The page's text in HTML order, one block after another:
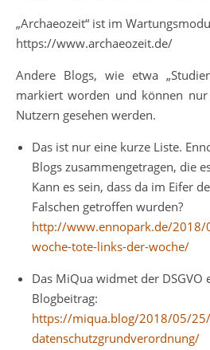
„Archaeozeit“ ist im
https://www.archaeozeit.de/
Andere Blogs, wie etwa
markiert worden und können
Nutzern gesehen werden.
Das ist nur eine kurze Liste.
Blogs zusammengetragen, die
Kann es sein, dass da im Eifer
Falschen getroffen wurden?
http://www.ennopark.de/
woche-tote-links-der-woche/
Das MiQua widmet der DSGVO
Blogbeitrag:
https://miqua.blog/2018/05/
datenschutzgrundverordnung/